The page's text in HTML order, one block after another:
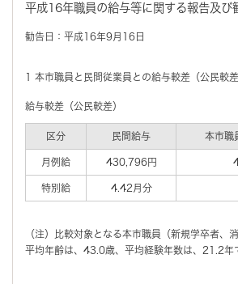
平成16年職員の給与等に関する報告及び
勧告日：平成16年9月16日
1 本市職員と民間従業員との給与較差（公民較差
給与較差（公民較差）
区分 民間給与 本市職
月例給 430,796円
特別給 4.42月分
（注）比較対象となる本市職員（新規学卒者、
平均年齢は、43.0歳、平均経験年数は、21.2年